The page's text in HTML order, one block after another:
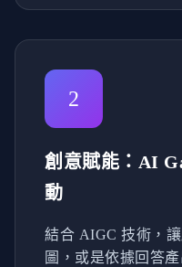
2
創意賦能：AI
動
結合 AIGC 技術，
圖，或是依據回答